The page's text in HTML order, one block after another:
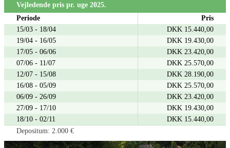
Vejledende pris pr. uge 2025.
Periode
Pris
15/03 - 18/04
DKK 15.440,00
19/04 - 16/05
DKK 19.430,00
17/05 - 06/06
DKK 23.420,00
07/06 - 11/07
DKK 25.570,00
12/07 - 15/08
DKK 28.190,00
16/08 - 05/09
DKK 25.570,00
06/09 - 26/09
DKK 23.420,00
27/09 - 17/10
DKK 19.430,00
18/10 - 02/11
DKK 15.440,00
Depositum: 2.000 €